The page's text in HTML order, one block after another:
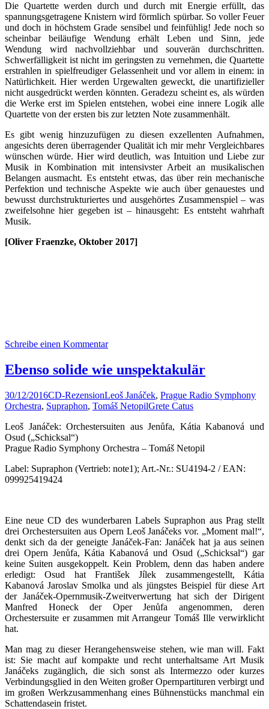
Die Quartette werden durch und durch mit Energie erfüllt, das
spannungsgetragene Knistern wird förmlich spürbar. So voller Feuer
und doch in höchstem Grade sensibel und feinfühlig! Jede noch so
scheinbar beiläufige Wendung erhält Leben und Sinn, jede
Wendung wird nachvollziehbar und souverän durchschritten.
Schwerfälligkeit ist nicht im geringsten zu vernehmen, die Quartette
erstrahlen in spielfreudiger Gelassenheit und vor allem in einem: in
Natürlichkeit. Hier werden Urgewalten geweckt, die unartifizieller
nicht ausgedrückt werden könnten. Geradezu scheint es, als würden
die Werke erst im Spielen entstehen, wobei eine innere Logik alle
Quartette von der ersten bis zur letzten Note zusammenhält.
Es gibt wenig hinzuzufügen zu diesen exzellenten Aufnahmen,
angesichts deren überragender Qualität ich mir mehr Vergleichbares
wünschen würde. Hier wird deutlich, was Intuition und Liebe zur
Musik in Kombination mit intensivster Arbeit an musikalischen
Belangen ausmacht. Es entsteht etwas, das über rein mechanische
Perfektion und technische Aspekte wie auch über genauestes und
bewusst durchstrukturiertes und ausgehörtes Zusammenspiel – was
zweifelsohne hier gegeben ist – hinausgeht: Es entsteht wahrhaft
Musik.
[Oliver Fraenzke, Oktober 2017]
Schreibe einen Kommentar
Ebenso solide wie unspektakulär
30/12/2016CD-RezensionLeoš Janáček, Prague Radio Symphony
Orchestra, Supraphon, Tomáš NetopilGrete Catus
Leoš Janáček: Orchestersuiten aus Jenůfa, Kátia Kabanová und
Osud („Schicksal“)
Prague Radio Symphony Orchestra – Tomáš Netopil
Label: Supraphon (Vertrieb: note1); Art.-Nr.: SU4194-2 / EAN:
099925419424
Eine neue CD des wunderbaren Labels Supraphon aus Prag stellt
drei Orchestersuiten aus Opern Leoš Janáčeks vor. „Moment mal!“,
denkt sich da der geneigte Janáček-Fan: Janáček hat ja aus seinen
drei Opern Jenůfa, Kátia Kabanová und Osud („Schicksal“) gar
keine Suiten ausgekoppelt. Kein Problem, denn das haben andere
erledigt: Osud hat František Jílek zusammengestellt, Kátia
Kabanová Jaroslav Smolka und als jüngstes Beispiel für diese Art
der Janáček-Opernmusik-Zweitverwertung hat sich der Dirigent
Manfred Honeck der Oper Jenůfa angenommen, deren
Orchestersuite er zusammen mit Arrangeur Tomáš Ille verwirklicht
hat.
Man mag zu dieser Herangehensweise stehen, wie man will. Fakt
ist: Sie macht auf kompakte und recht unterhaltsame Art Musik
Janáčeks zugänglich, die sich sonst als Intermezzo oder kurzes
Verbindungsglied in den Weiten großer Opernpartituren verbirgt und
im großen Werkzusammenhang eines Bühnenstücks manchmal ein
Schattendasein fristet.